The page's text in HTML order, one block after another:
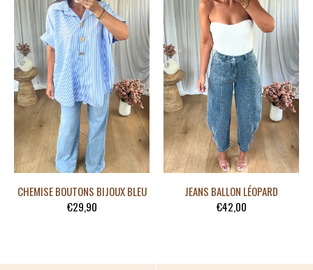
CHEMISE BOUTONS BIJOUX BLEU
€29,90
JEANS BALLON LÉOPARD
€42,00